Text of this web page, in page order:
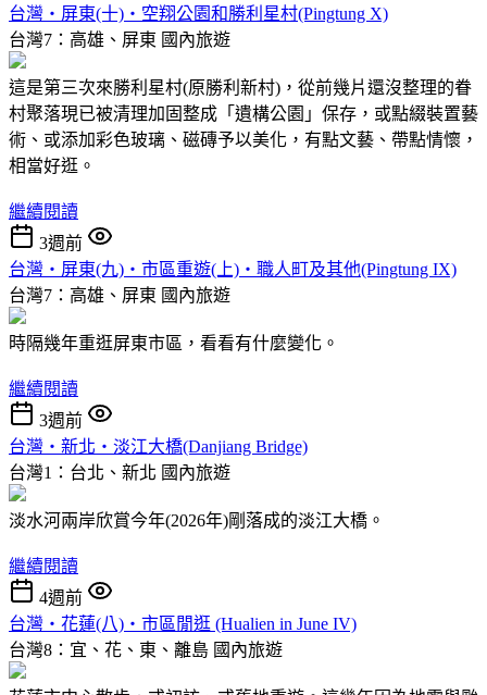
台灣‧屏東(十)‧空翔公園和勝利星村(Pingtung X)
台灣7：高雄、屏東 國內旅遊
這是第三次來勝利星村(原勝利新村)，從前幾片還沒整理的眷
村聚落現已被清理加固整成「遺構公園」保存，或點綴裝置藝
術、或添加彩色玻璃、磁磚予以美化，有點文藝、帶點情懷，
相當好逛。
繼續閱讀
3週前
台灣‧屏東(九)‧市區重遊(上)‧職人町及其他(Pingtung IX)
台灣7：高雄、屏東 國內旅遊
時隔幾年重逛屏東市區，看看有什麼變化。
繼續閱讀
3週前
台灣‧新北‧淡江大橋(Danjiang Bridge)
台灣1：台北、新北 國內旅遊
淡水河兩岸欣賞今年(2026年)剛落成的淡江大橋。
繼續閱讀
4週前
台灣‧花蓮(八)‧市區閒逛 (Hualien in June IV)
台灣8：宜、花、東、離島 國內旅遊